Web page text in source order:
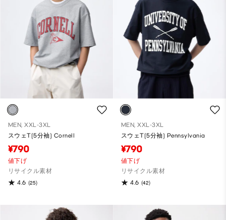
MEN, XXL-3XL
スウェT(5分袖) Cornell
¥790
値下げ
リサイクル素材
4.6 (25)
MEN, XXL-3XL
スウェT(5分袖) Pennsylvania
¥790
値下げ
リサイクル素材
4.6 (42)